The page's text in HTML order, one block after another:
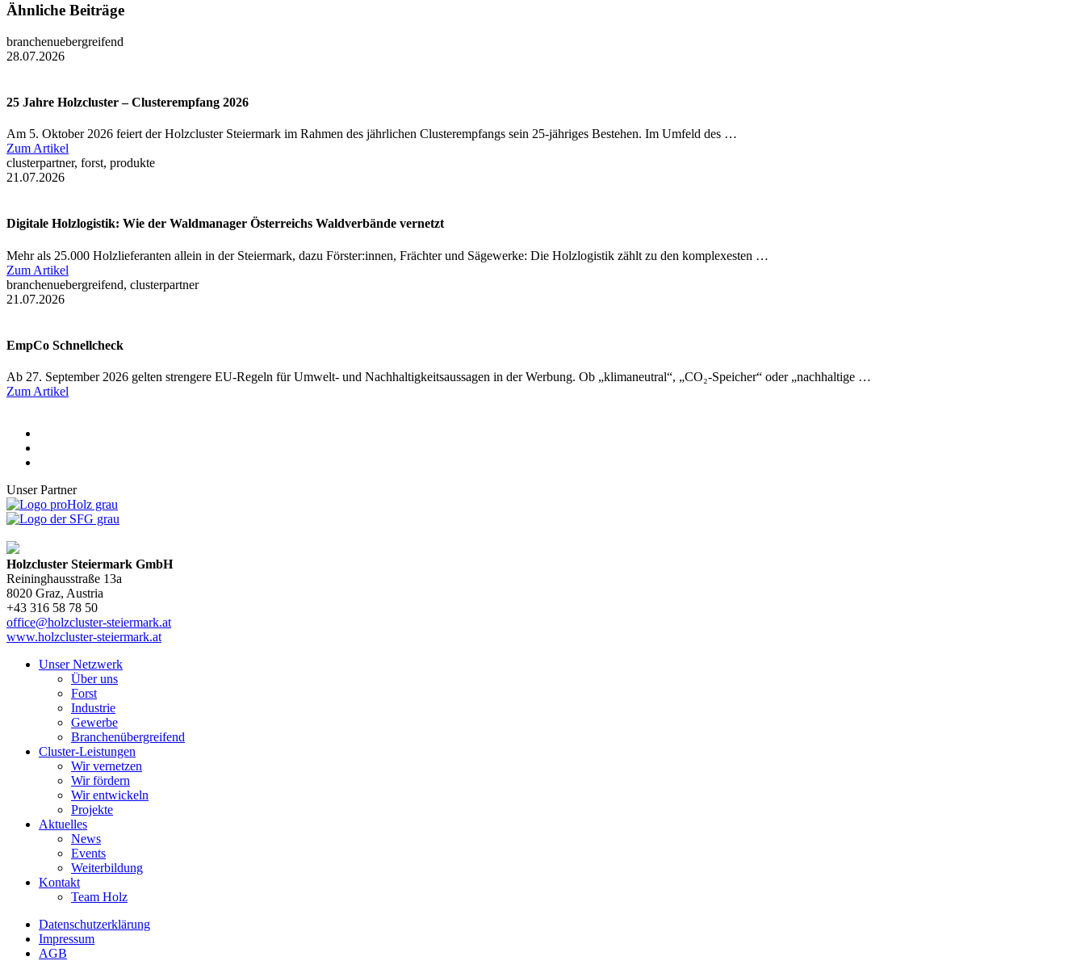
Ähnliche Beiträge
branchenuebergreifend
28.07.2026
25 Jahre Holzcluster – Clusterempfang 2026
Am 5. Oktober 2026 feiert der Holzcluster Steiermark im Rahmen des jährlichen Clusterempfangs sein 25-jähriges Bestehen. Im Umfeld des …
Zum Artikel
clusterpartner, forst, produkte
21.07.2026
Digitale Holzlogistik: Wie der Waldmanager Österreichs Waldverbände vernetzt
Mehr als 25.000 Holzlieferanten allein in der Steiermark, dazu Förster:innen, Frächter und Sägewerke: Die Holzlogistik zählt zu den komplexesten …
Zum Artikel
branchenuebergreifend, clusterpartner
21.07.2026
EmpCo Schnellcheck
Ab 27. September 2026 gelten strengere EU-Regeln für Umwelt- und Nachhaltigkeitsaussagen in der Werbung. Ob „klimaneutral“, „CO₂-Speicher“ oder „nachhaltige …
Zum Artikel
Unser Partner
Holzcluster Steiermark GmbH
Reininghausstraße 13a
8020 Graz, Austria
+43 316 58 78 50
office@holzcluster-steiermark.at
www.holzcluster-steiermark.at
Unser Netzwerk
Über uns
Forst
Industrie
Gewerbe
Branchenübergreifend
Cluster-Leistungen
Wir vernetzen
Wir fördern
Wir entwickeln
Projekte
Aktuelles
News
Events
Weiterbildung
Kontakt
Team Holz
Datenschutzerklärung
Impressum
AGB